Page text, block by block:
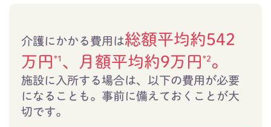
介護にかかる費用は総額平均約542
万円*1 、月額平均約9万円*2 。
施設に入所する場合は、以下の費用が必要
になることも。事前に備えておくことが大
切です。